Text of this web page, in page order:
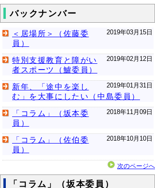
バックナンバー
2019年03月15日
＜居場所＞（佐藤委
員）
2019年02月12日
特別支援教育と障がい
者スポーツ（鱸委員）
2019年01月31日
新年、「途中を楽し
む」を大事にしたい（中島委員）
2018年11月09日
「コラム」（坂本委
員）
2018年10月10日
「コラム」（佐伯委
員）
次のページへ
「コラム」（坂本委員）